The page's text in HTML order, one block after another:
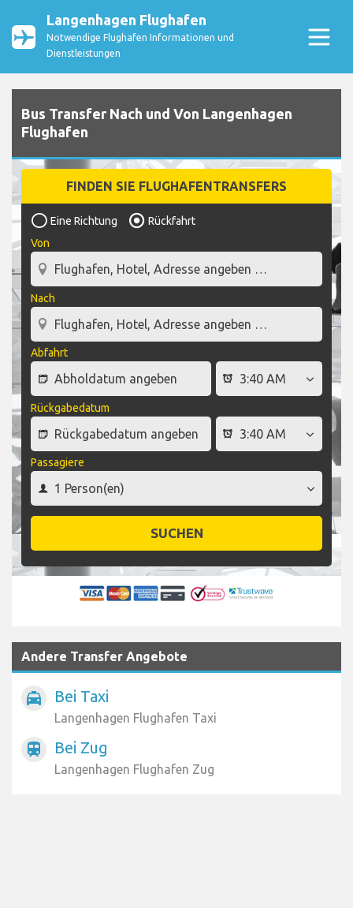
Langenhagen Flughafen
Notwendige Flughafen Informationen und
Dienstleistungen
Bus Transfer Nach und Von Langenhagen
Flughafen
FINDEN SIE FLUGHAFENTRANSFERS
Eine Richtung
Rückfahrt
Von
Nach
Abfahrt
Rückgabedatum
Passagiere
SUCHEN
Andere Transfer Angebote
local_taxi Bei Taxi
Langenhagen Flughafen Taxi
train Bei Zug
Langenhagen Flughafen Zug